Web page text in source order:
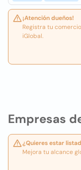
Empresas
¿Quieres estar
Mejora tu alcance
¡Atención dueños!
Registra tu
iGlobal.